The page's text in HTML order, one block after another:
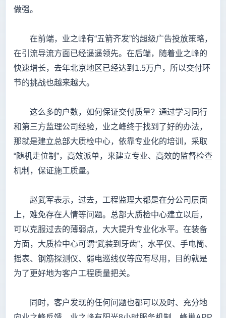
做强。
在前端，业之峰有“五箭齐发”的超级广告投放策略，
在引流导流方面已经遥遥领先。在后端，随着业之峰的
快速增长，去年北京地区已经达到1.5万户，所以交付环
节的挑战也越来越大。
这么多的户数，如何保证交付质量？通过学习同行
和第三方监理公司经验，业之峰终于找到了好的办法，
那就是建立总部大质检中心，依靠专业化的培训，采取
“随机走位制”，高效派单，来建立专业、高效的监督检查
机制，保证施工质量。
赵武军表示，过去，工程监理大都是在分公司层面
上，难免存在人情等问题。总部大质检中心建立以后，
可以克服过去的薄弱点，大大提升专业化水平。在装备
方面，大质检中心可谓“武装到牙齿”，水平仪、手电筒、
摇表、钢筋探测仪、弱电巡线仪等应有尽用，目的就是
为了更好地为客户工程质量把关。
同时，客户发现的任何问题也都可以及时、充分地